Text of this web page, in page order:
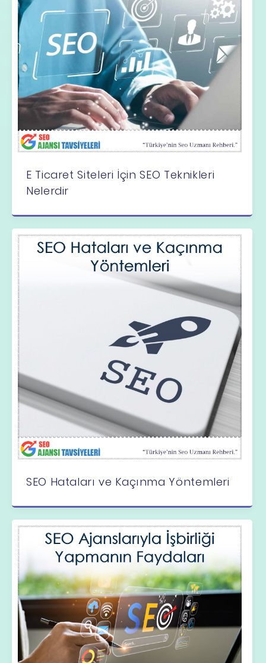
E Ticaret Siteleri İçin SEO Teknikleri
Nelerdir
SEO Hataları ve Kaçınma Yöntemleri